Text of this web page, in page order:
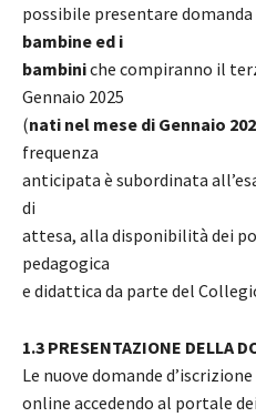
possibile presentare
bambine ed i
bambiniche compiranno il
Gennaio 2025
(nati nel mese di Gennaio
frequenza
anticipata è subordinata
di
attesa, alla disponibilità dei
pedagogica
e didattica da parte del
1.3 PRESENTAZIONE DELLA
Le nuove domande
online accedendo al portale